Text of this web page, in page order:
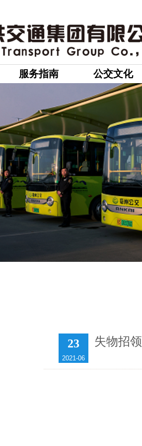
服务指南 公交文化
23
2021-06
失物招领